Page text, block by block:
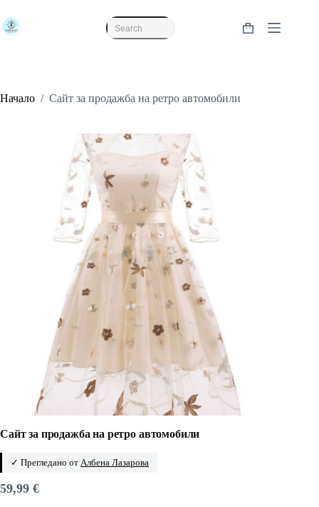
to
content
Shopping
Начало / Сайт за продажба на ретро автомобили
Сайт за продажба на ретро автомобили
✓ Прегледано от Албена Лазарова
59,99 €